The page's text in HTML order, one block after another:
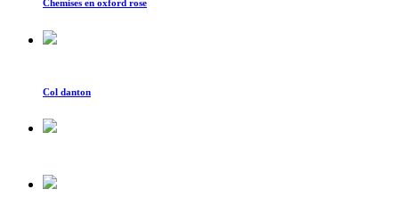
Chemises en oxford rose
Col danton